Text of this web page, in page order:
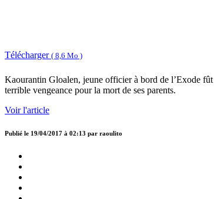
Télécharger ( 8,6 Mo )
Kaourantin Gloalen, jeune officier à bord de l’Exode
terrible vengeance pour la mort de ses parents.
Voir l'article
Publié le 19/04/2017 à 02:13 par raoulito